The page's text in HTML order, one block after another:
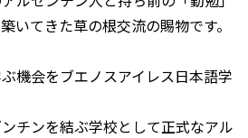
いてきた草の根交流の賜物です。
機会をブエノスアイレス日本語学
チンを結ぶ学校として正式なアル